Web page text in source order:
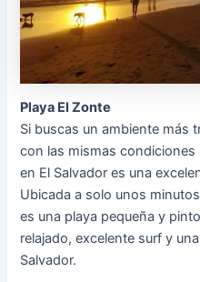
Playa El Zonte
Si buscas un ambiente más
con las mismas condiciones
en El Salvador es una
Ubicada a solo unos
es una playa pequeña y
relajado, excelente surf y
Salvador.